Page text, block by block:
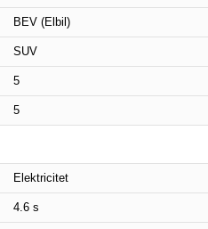
BEV (Elbil)
SUV
5
5
Elektricitet
4.6 s